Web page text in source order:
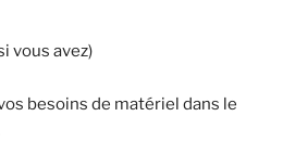
vous avez)
besoins de matériel dans le